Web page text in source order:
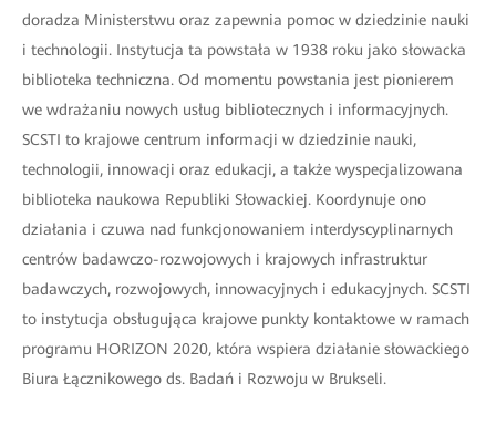
doradza Ministerstwu oraz zapewnia pomoc w dziedzinie nauki
i technologii. Instytucja ta powstała w 1938 roku jako słowacka
biblioteka techniczna. Od momentu powstania jest pionierem
we wdrażaniu nowych usług bibliotecznych i informacyjnych.
SCSTI to krajowe centrum informacji w dziedzinie nauki,
technologii, innowacji oraz edukacji, a także wyspecjalizowana
biblioteka naukowa Republiki Słowackiej. Koordynuje ono
działania i czuwa nad funkcjonowaniem interdyscyplinarnych
centrów badawczo-rozwojowych i krajowych infrastruktur
badawczych, rozwojowych, innowacyjnych i edukacyjnych. SCSTI
to instytucja obsługująca krajowe punkty kontaktowe w ramach
programu HORIZON 2020, która wspiera działanie słowackiego
Biura Łącznikowego ds. Badań i Rozwoju w Brukseli.